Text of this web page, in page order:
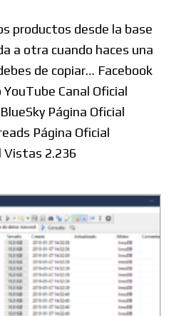
productos desde la base
a otra cuando haces una
de copiar… Facebook
Canal Oficial
Página Oficial
Página Oficial
Vistas 2.236